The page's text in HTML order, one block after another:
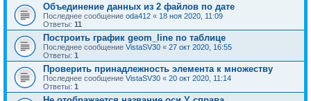
Объединение данных из 2 файлов по дате
Последнее сообщение oda412 « 18 ноя 2020, 11:09
Ответы: 11
Построить график geom_line по таблице
Последнее сообщение VistaSV30 « 27 окт 2020, 16:55
Ответы: 1
Проверить принадлежность элемента к множеству
Последнее сообщение VistaSV30 « 20 окт 2020, 11:14
Ответы: 1